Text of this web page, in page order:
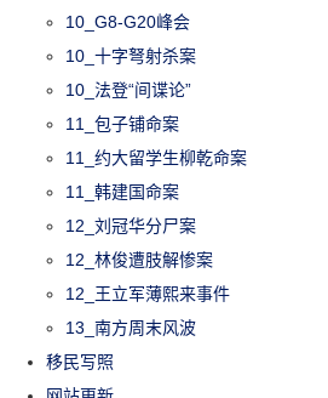
10_G8-G20峰会
10_十字弩射杀案
10_法登“间谍论”
11_包子铺命案
11_约大留学生柳乾命案
11_韩建国命案
12_刘冠华分尸案
12_林俊遭肢解惨案
12_王立军薄熙来事件
13_南方周末风波
移民写照